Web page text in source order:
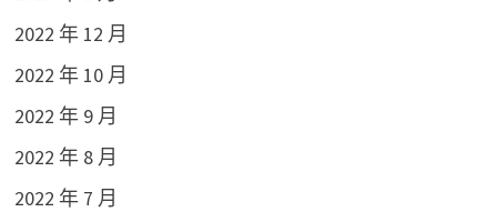
2022 年 12 月
2022 年 10 月
2022 年 9 月
2022 年 8 月
2022 年 7 月